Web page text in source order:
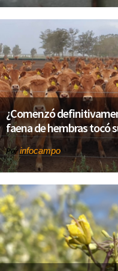
¿Comenzó
faena de hembras tocó
Porinfocampo